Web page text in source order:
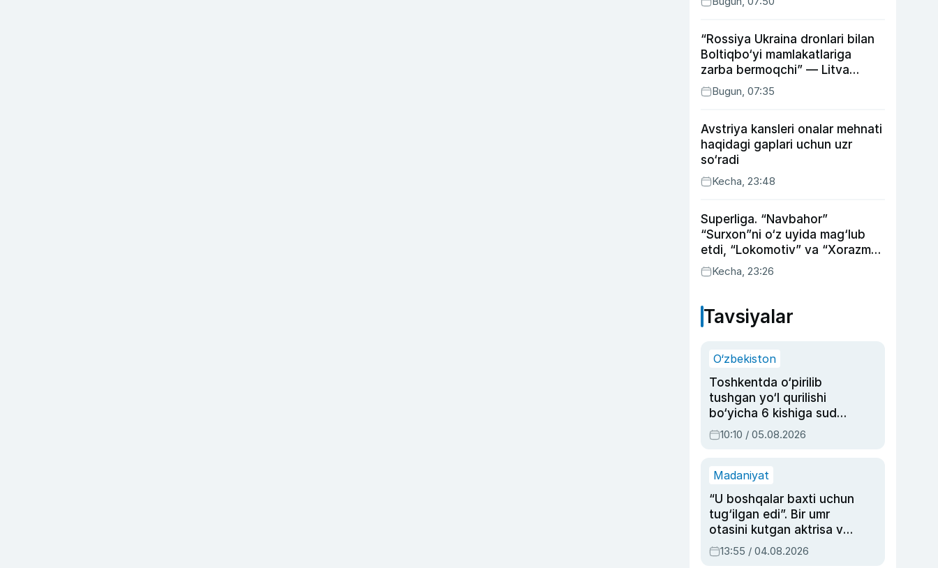
“Rossiya Ukraina dronlari bilan
Boltiqbo‘yi mamlakatlariga
zarba bermoqchi” — Litva
mudofaa vaziri
Bugun, 07:35
Avstriya kansleri onalar mehnati
haqidagi gaplari uchun uzr
so‘radi
Kecha, 23:48
Superliga. “Navbahor”
“Surxon”ni o‘z uyida mag‘lub
etdi, “Lokomotiv” va “Xorazm”
uyda g‘alaba qozondi
Kecha, 23:26
Tavsiyalar
O‘zbekiston
Toshkentda o‘pirilib
tushgan yo‘l qurilishi
bo‘yicha 6 kishiga sud
hukmi o‘qildi
10:10 / 05.08.2026
Madaniyat
“U boshqalar baxti uchun
tug‘ilgan edi”. Bir umr
otasini kutgan aktrisa va
dublyaj ustasi Rimma
Ahmedovaning
13:55 / 04.08.2026